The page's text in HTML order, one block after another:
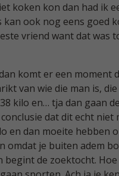
koken kon dan had ik
kan ook nog eens goed
vriend want dat was
komt er een moment
van wie die man is,
kilo en… tja dan gaan
dat dit echt niet
en dan moeite hebben
omdat je buiten adem
begint de zoektocht.